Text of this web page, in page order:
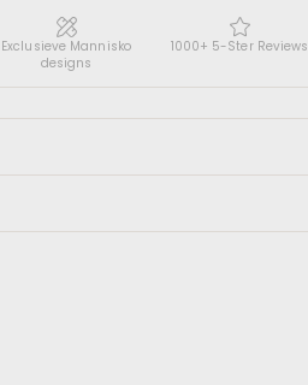
Exclusieve Mannisko
designs
1000+ 5-Ster Reviews